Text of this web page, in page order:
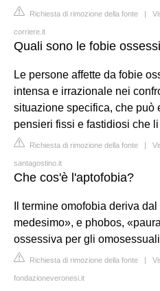
Richiesta di rimozione della fonte |
corriere.it
Quali sono le fobie
Le persone affette da fobie
intensa e irrazionale nei
situazione specifica, che può
pensieri fissi e fastidiosi che
Richiesta di rimozione della fonte |
santagostino.it
Che cos'è l'aptofobia?
Il termine omofobia deriva
medesimo», e phobos,
ossessiva per gli
Richiesta di rimozione della fonte |
fondazioneveronesi.it